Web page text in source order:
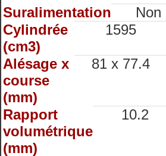
Suralimentation
Non
Cylindrée
(cm3)
1595
Alésage x
course
(mm)
81 x 77.4
Rapport
volumétrique
(mm)
10.2